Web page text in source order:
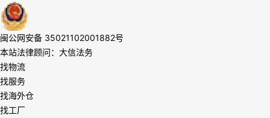
闽公网安备 35021102001882号
本站法律顾问：大信法务
找物流
找服务
找海外仓
找工厂